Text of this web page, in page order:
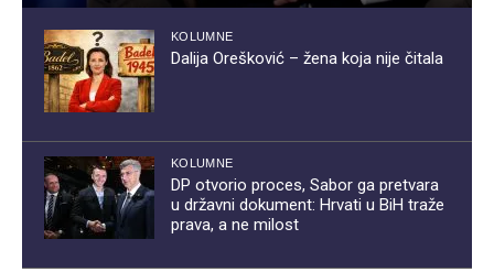
KOLUMNE
Dalija Orešković – žena koja nije čitala
KOLUMNE
DP otvorio proces, Sabor ga pretvara
u državni dokument: Hrvati u BiH traže
prava, a ne milost